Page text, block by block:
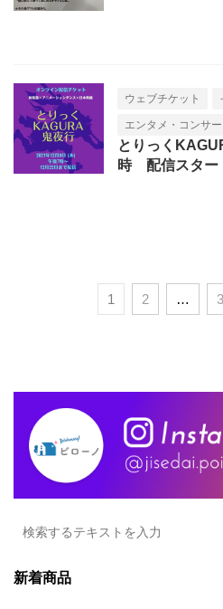
ウェブチケット
エンタメ・コンサー
とりっく
時 配信スター
1 2 …
新着商品